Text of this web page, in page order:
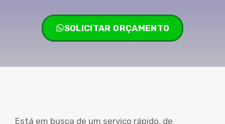
SOLICITAR ORÇAMENTO
Está em busca de um serviço rápido, de